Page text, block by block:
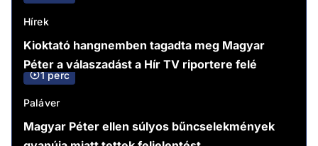
További népszerű videók
Látta már? / Video ajánló